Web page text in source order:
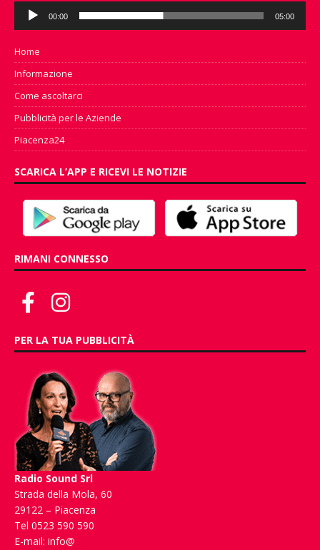
Audio
Player
00:00 05:00
Home
Informazione
Come ascoltarci
Pubblicità per le Aziende
Piacenza24
SCARICA L’APP E RICEVI LE NOTIZIE
RIMANI CONNESSO
PER LA TUA PUBBLICITÀ
Radio Sound Srl
Strada della Mola, 60
29122 – Piacenza
Tel 0523 590 590
E-mail: info@